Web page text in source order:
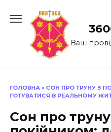
до
Ваш
ГОЛОВНА » СОН ПРО ТРУНУ З
ГОТУВАТИСЯ В РЕАЛЬНОМУ
Сон про